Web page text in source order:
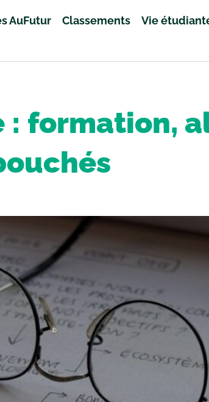
AuFutur Classements Vie
: formation,